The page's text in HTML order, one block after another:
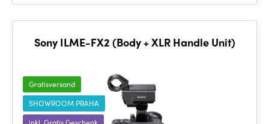
Sony ILME-FX2 (Body + XLR Handle Unit)
Gratisversand
SHOWROOM PRAHA